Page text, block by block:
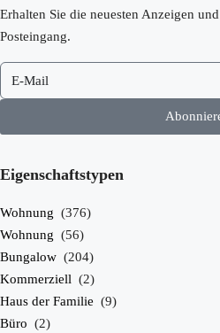
Erhalten Sie die neuesten Anzeigen
Posteingang.
Eigenschaftstypen
Wohnung (376)
Wohnung (56)
Bungalow (204)
Kommerziell (2)
Haus der Familie (9)
Büro (2)